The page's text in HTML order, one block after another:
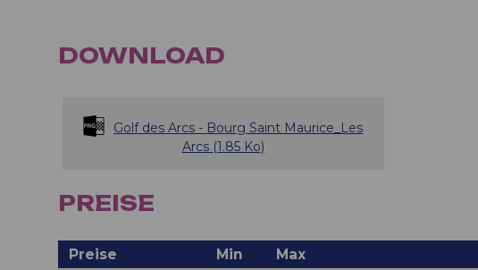
DOWNLOAD
Golf des Arcs - Bourg Saint Maurice_Les
Arcs (1.85 Ko)
PREISE
Preise Min
Max